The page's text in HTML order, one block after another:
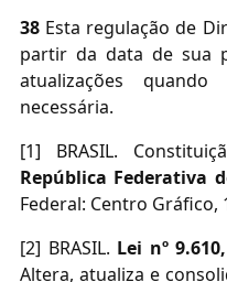
38 Esta regulação de
partir da data de sua
atualizações
necessária.
[1] BRASIL.
República Federativa
Federal: Centro Gráfico,
[2] BRASIL. Lei nº
Altera, atualiza e